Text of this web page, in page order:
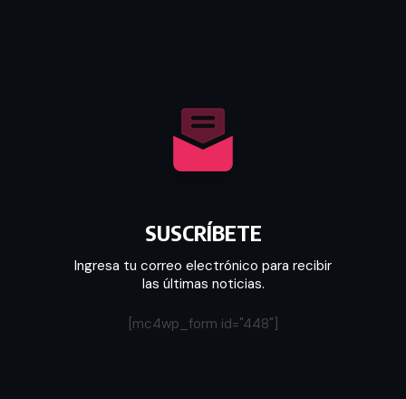
SUSCRÍBETE
Ingresa tu correo electrónico para recibir
las últimas noticias.
[mc4wp_form id="448"]